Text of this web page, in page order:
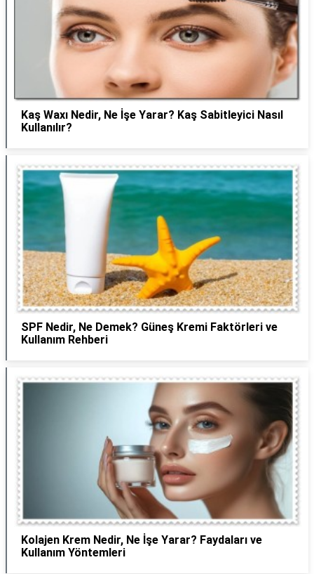
Kaş Waxı Nedir, Ne İşe Yarar? Kaş Sabitleyici Nasıl
Kullanılır?
SPF Nedir, Ne Demek? Güneş Kremi Faktörleri ve
Kullanım Rehberi
Kolajen Krem Nedir, Ne İşe Yarar? Faydaları ve
Kullanım Yöntemleri